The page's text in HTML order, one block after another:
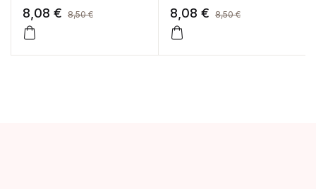
8,08 € 8,50€ 8,08 € 8,50€